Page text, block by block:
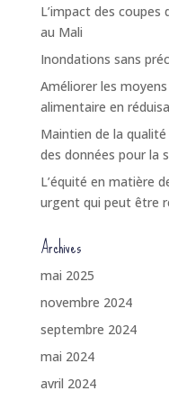
L’impact des coupes
au Mali
Inondations sans
Améliorer les
alimentaire en
Maintien de la
des données pour la
L’équité en matière
urgent qui peut être
Archives
mai 2025
novembre 2024
septembre 2024
mai 2024
avril 2024